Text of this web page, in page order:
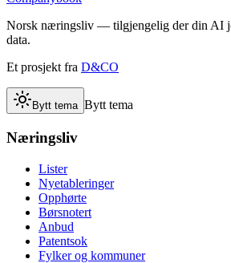
Norsk næringsliv — tilgjengelig der din AI
data.
Et prosjekt fra D&CO
Bytt tema Bytt tema
Næringsliv
Lister
Nyetableringer
Opphørte
Børsnotert
Anbud
Patentsok
Fylker og kommuner